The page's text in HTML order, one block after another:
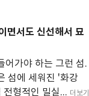
면서도 신선해서 묘
어가야 하는 그런 섬.
섬에 세워진 '화강
형적인 밀실... 더보기